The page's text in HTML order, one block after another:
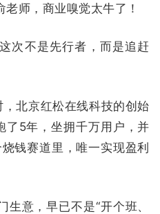
师，商业嗅觉太牛了！
次不是先行者，而是追赶
，北京红松在线科技的创始
了5年，坐拥千万用户， 并
钱赛道里，唯一实现盈利
意，早已不是“开个班、